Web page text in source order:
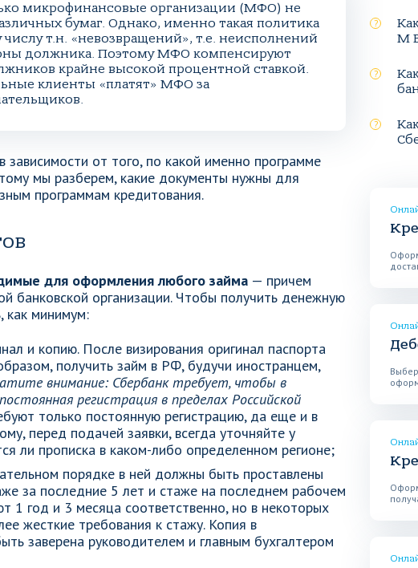
микрофинансовые организации (МФО) не
бумаг. Однако, именно такая политика
т.н. «невозвращений», т.е. неисполнений
должника. Поэтому МФО компенсируют
крайне высокой процентной ставкой.
клиенты «платят» МФО за
зависимости от того, по какой именно программе
мы разберем, какие документы нужны для
программам кредитования.
для оформления любого займа — причем
банковской организации. Чтобы получить денежную
как минимум:
и копию. После визирования оригинал паспорта
получить займ в РФ, будучи иностранцем,
внимание: Сбербанк требует, чтобы в
регистрация в пределах Российской
только постоянную регистрацию, да еще и в
перед подачей заявки, всегда уточняйте у
ли прописка в каком-либо определенном регионе;
порядке в ней должны быть проставлены
за последние 5 лет и стаже на последнем рабочем
1 год и 3 месяца соответственно, но в некоторых
жесткие требования к стажу. Копия в
заверена руководителем и главным бухгалтером
М